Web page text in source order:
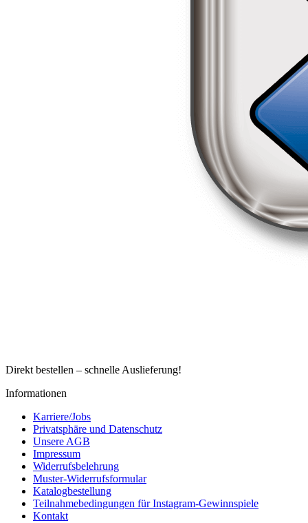
Direkt bestellen – schnelle Auslieferung!
Informationen
Karriere/Jobs
Privatsphäre und Datenschutz
Unsere AGB
Impressum
Widerrufsbelehrung
Muster-Widerrufsformular
Katalogbestellung
Teilnahmebedingungen für Instagram-Gewinnspiele
Kontakt